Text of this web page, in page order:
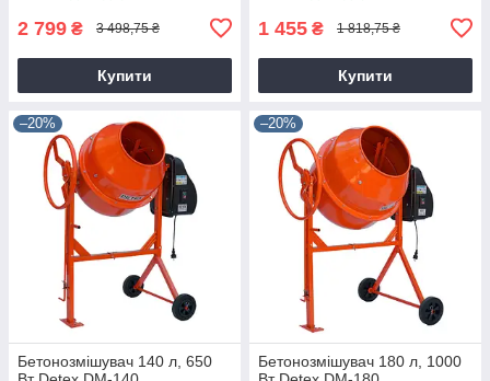
2 799 ₴ 3 498,75 ₴
Купити
1 455 ₴ 1 818,75 ₴
Купити
–20%
Бетонозмішувач 140 л, 650
–20%
Бетонозмішувач 180 л, 1000